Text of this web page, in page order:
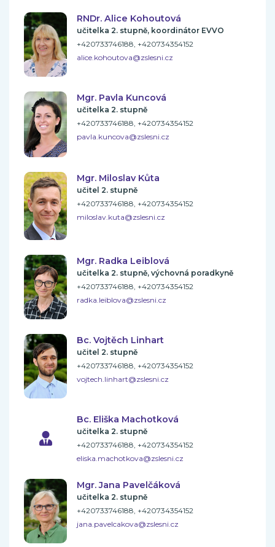
RNDr. Alice Kohoutová
učitelka 2. stupně, koordinátor EVVO
+420733746188, +420734354152
alice.kohoutova@zslesni.cz
Mgr. Pavla Kuncová
učitelka 2. stupně
+420733746188, +420734354152
pavla.kuncova@zslesni.cz
Mgr. Miloslav Kůta
učitel 2. stupně
+420733746188, +420734354152
miloslav.kuta@zslesni.cz
Mgr. Radka Leiblová
učitelka 2. stupně, výchovná poradkyně
+420733746188, +420734354152
radka.leiblova@zslesni.cz
Bc. Vojtěch Linhart
učitel 2. stupně
+420733746188, +420734354152
vojtech.linhart@zslesni.cz
Bc. Eliška Machotková
učitelka 2. stupně
+420733746188, +420734354152
eliska.machotkova@zslesni.cz
Mgr. Jana Pavelčáková
učitelka 2. stupně
+420733746188, +420734354152
jana.pavelcakova@zslesni.cz